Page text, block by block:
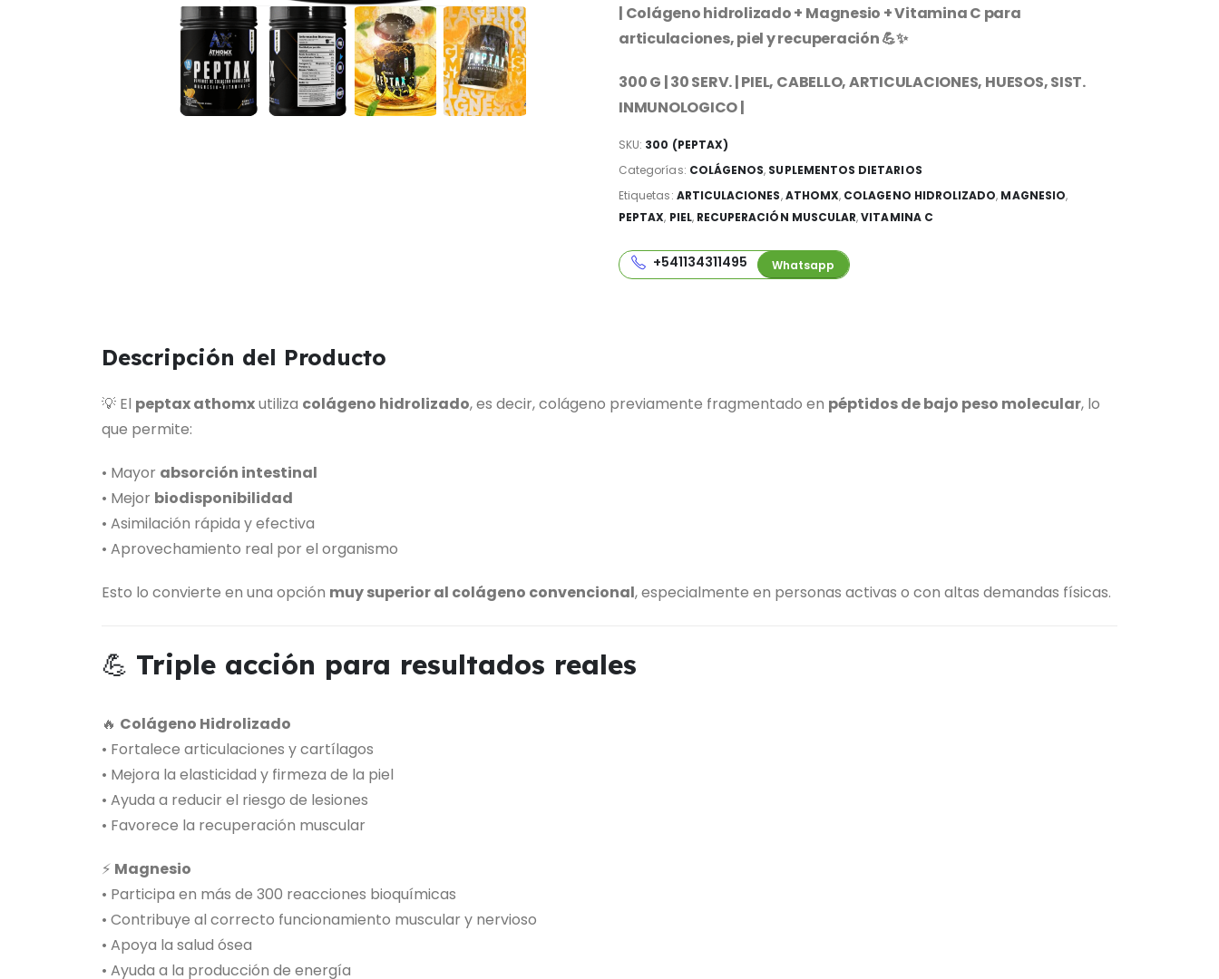
| Colágeno hidrolizado + Magnesio + Vitamina C para
articulaciones, piel y recuperación 💪✨
300 G | 30 SERV. | PIEL, CABELLO, ARTICULACIONES, HUESOS, SIST.
INMUNOLOGICO |
SKU: 300 (PEPTAX)
Categorías: COLÁGENOS, SUPLEMENTOS DIETARIOS
Etiquetas: ARTICULACIONES,ATHOMX, COLAGENO HIDROLIZADO, MAGNESIO,
PEPTAX, PIEL, RECUPERACIÓN MUSCULAR,VITAMINA C
+541134311495 Whatsapp
Descripción del Producto
💡 El peptax athomxutiliza colágeno hidrolizado, es decir, colágeno previamente fragmentado en péptidos de bajo peso molecular, lo
que permite:
• Mayor absorción intestinal
• Mejor biodisponibilidad
• Asimilación rápida y efectiva
• Aprovechamiento real por el organismo
Esto lo convierte en una opción muy superior al colágeno convencional, especialmente en personas activas o con altas demandas físicas.
💪 Triple acción para resultados reales
🔥 Colágeno Hidrolizado
• Fortalece articulaciones y cartílagos
• Mejora la elasticidad y firmeza de la piel
• Ayuda a reducir el riesgo de lesiones
• Favorece la recuperación muscular
⚡ Magnesio
• Participa en más de 300 reacciones bioquímicas
• Contribuye al correcto funcionamiento muscular y nervioso
• Apoya la salud ósea
• Ayuda a la producción de energía